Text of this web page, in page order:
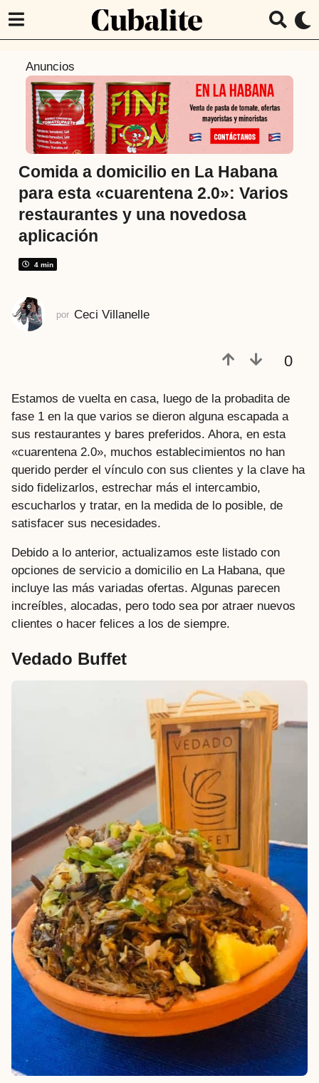
t
á
s
5
a
ñ
s
a
s
Anuncios
Comida a domicilio en La Habana
para esta «cuarentena 2.0»: Varios
restaurantes y una novedosa
aplicación
4 min
por Ceci Villanelle
0
Estamos de vuelta en casa, luego de la probadita de
fase 1 en la que varios se dieron alguna escapada a
sus restaurantes y bares preferidos. Ahora, en esta
«cuarentena 2.0», muchos establecimientos no han
querido perder el vínculo con sus clientes y la clave ha
sido fidelizarlos, estrechar más el intercambio,
escucharlos y tratar, en la medida de lo posible, de
satisfacer sus necesidades.
Debido a lo anterior, actualizamos este listado con
opciones de servicio a domicilio en La Habana, que
incluye las más variadas ofertas. Algunas parecen
increíbles, alocadas, pero todo sea por atraer nuevos
clientes o hacer felices a los de siempre.
Vedado Buffet